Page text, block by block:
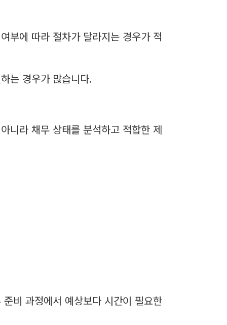
부에 따라 절차가 달라지는 경우가 적
는 경우가 많습니다.
니라 채무 상태를 분석하고 적합한 제
비 과정에서 예상보다 시간이 필요한